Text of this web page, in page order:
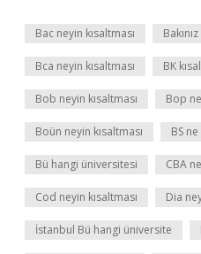
Bac neyin kısaltması
Bca neyin kısaltması BK
Bob neyin kısaltması Bop
Boün neyin kısaltması BS ne
Bü hangi üniversitesi CBA
Cod neyin kısaltması Dia
İstanbul Bü hangi üniversite